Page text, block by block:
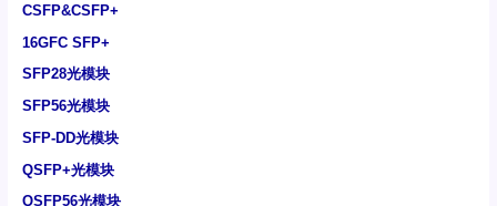
CSFP&CSFP+
16GFC SFP+
SFP28光模块
SFP56光模块
SFP-DD光模块
QSFP+光模块
QSFP56光模块